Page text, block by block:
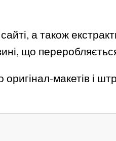
а також
що
макетів і